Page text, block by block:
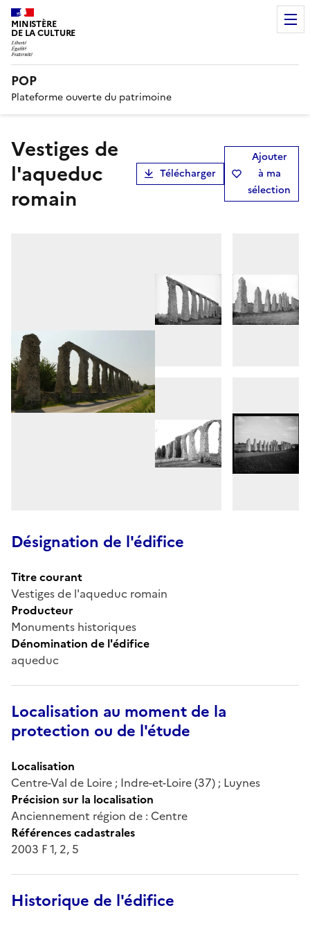
MINISTÈRE
DE LA CULTURE
POP
Plateforme ouverte du patrimoine
Vestiges de
l'aqueduc
romain
Télécharger
Ajouter
à ma
sélection
Désignation de l'édifice
Titre courant
Vestiges de l'aqueduc romain
Producteur
Monuments historiques
Dénomination de l'édifice
aqueduc
Localisation au moment de la
protection ou de l'étude
Localisation
Centre-Val de Loire ; Indre-et-Loire (37) ; Luynes
Précision sur la localisation
Anciennement région de : Centre
Références cadastrales
2003 F 1, 2, 5
Historique de l'édifice